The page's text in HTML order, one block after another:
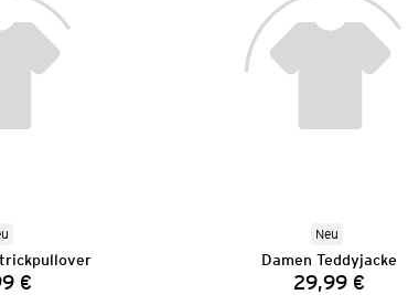
€
Neu
Damen Teddyjacke
Preis:
29,99 €